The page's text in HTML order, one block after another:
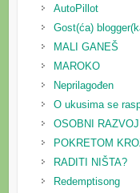
AutoPillot
Gost(ća)
MALI GANEŠ
MAROKO
Neprilagođen
O ukusima se
OSOBNI RAZVOJ
POKRETOM
RADITI NIŠTA?
Redemptisong